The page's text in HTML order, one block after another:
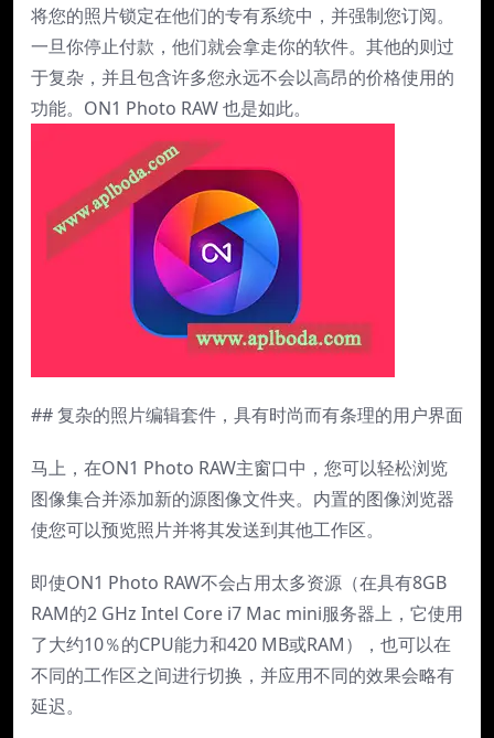
将您的照片锁定在他们的专有系统中，并强制您订阅。
一旦你停止付款，他们就会拿走你的软件。其他的则过
于复杂，并且包含许多您永远不会以高昂的价格使用的
功能。ON1 Photo RAW 也是如此。
## 复杂的照片编辑套件，具有时尚而有条理的用户界面
马上，在ON1 Photo RAW主窗口中，您可以轻松浏览
图像集合并添加新的源图像文件夹。内置的图像浏览器
使您可以预览照片并将其发送到其他工作区。
即使ON1 Photo RAW不会占用太多资源（在具有8GB
RAM的2 GHz Intel Core i7 Mac mini服务器上，它使用
了大约10％的CPU能力和420 MB或RAM），也可以在
不同的工作区之间进行切换，并应用不同的效果会略有
延迟。